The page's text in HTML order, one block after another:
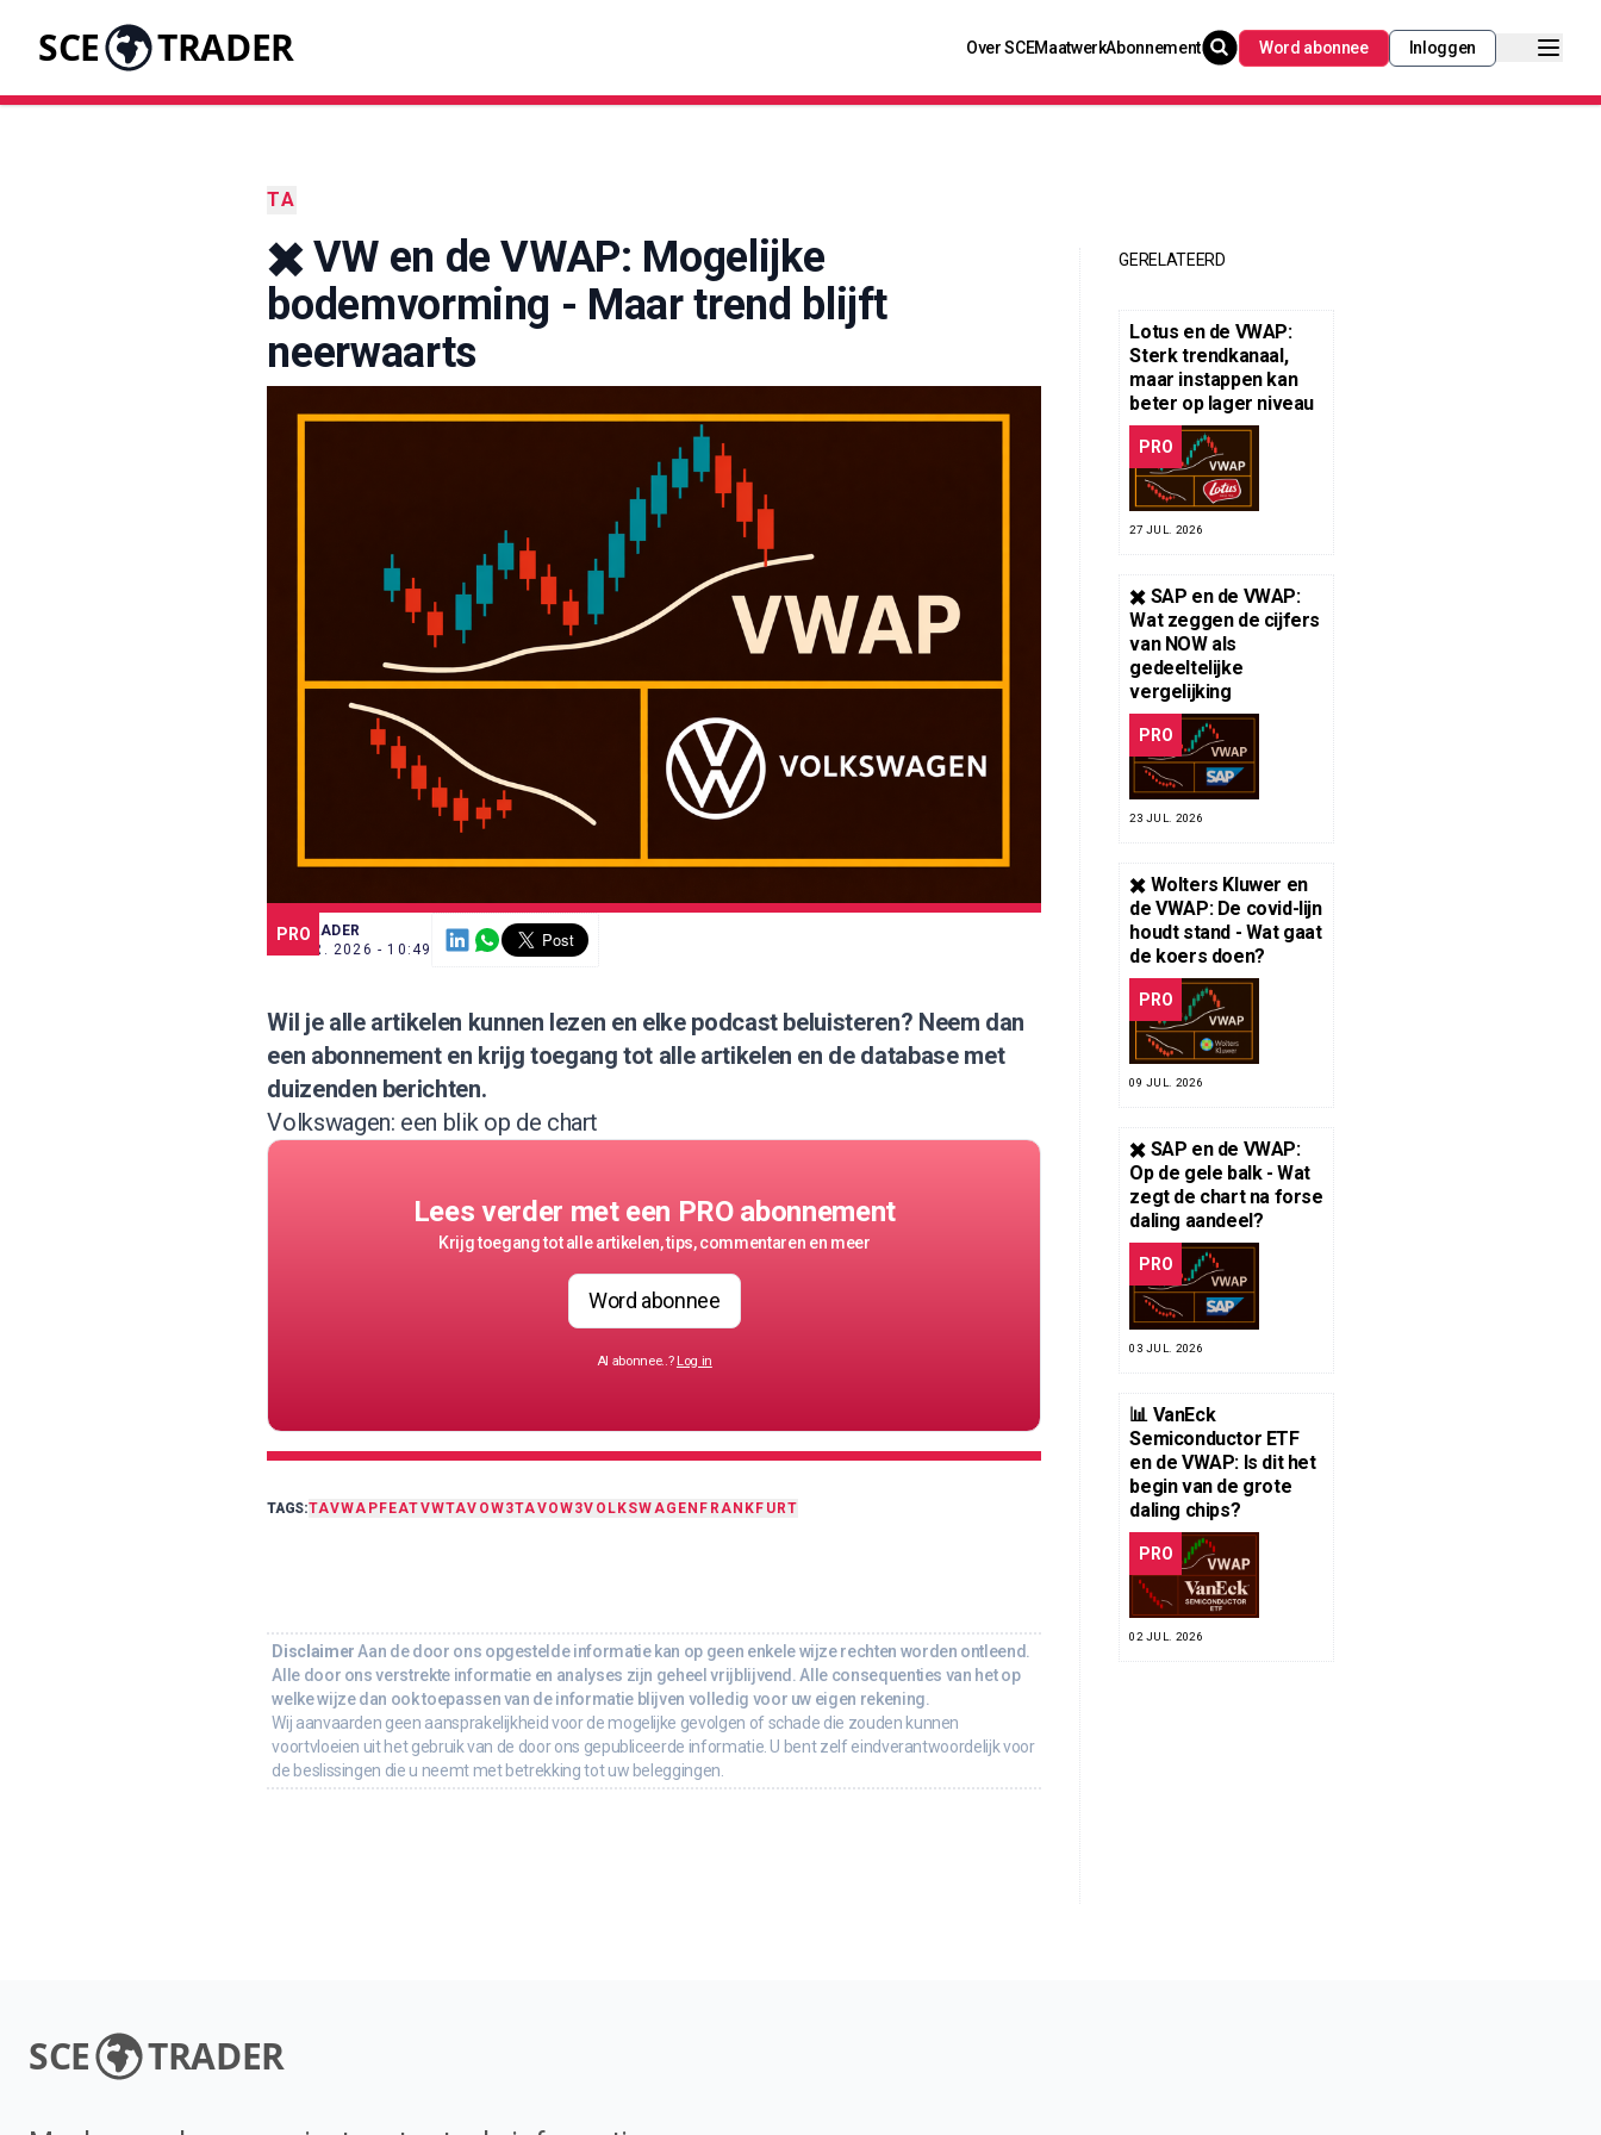
SCE TRADER Over SCEMaatwerkAbonnement Word abonnee Inloggen
TA
✖️ VW en de VWAP: Mogelijke
bodemvorming - Maar trend blijft
neerwaarts
PRO
SCE TRADER
21 APR. 2026 - 10:49
Wil je alle artikelen kunnen lezen en elke podcast beluisteren? Neem dan
een abonnementen krijg toegang tot alle artikelen en de database met
duizenden berichten.
Volkswagen: een blik op de chart
Lees verder met een PRO abonnement
Krijg toegang tot alle artikelen, tips, commentaren en meer
Word abonnee
Al abonnee..? Log in
TAGS:TAVWAPFEATVWTAVOW3TAVOW3VOLKSWAGEN FRANKFURT
Disclaimer Aan de door ons opgestelde informatie kan op geen enkele wijze rechten worden ontleend.
Alle door ons verstrekte informatie en analyses zijn geheel vrijblijvend. Alle consequenties van het op
welke wijze dan ook toepassen van de informatie blijven volledig voor uw eigen rekening.
Wij aanvaarden geen aansprakelijkheid voor de mogelijke gevolgen of schade die zouden kunnen
voortvloeien uit het gebruik van de door ons gepubliceerde informatie. U bent zelf eindverantwoordelijk voor
de beslissingen die u neemt met betrekking tot uw beleggingen.
GERELATEERD
Lotus en de VWAP:
Sterk trendkanaal,
maar instappen kan
beter op lager niveau
PRO
27 JUL. 2026
✖️ SAP en de VWAP:
Wat zeggen de cijfers
van NOW als
gedeeltelijke
vergelijking
PRO
23 JUL. 2026
✖️ Wolters Kluwer en
de VWAP: De covid-lijn
houdt stand - Wat gaat
de koers doen?
PRO
09 JUL. 2026
✖️ SAP en de VWAP:
Op de gele balk - Wat
zegt de chart na forse
daling aandeel?
PRO
03 JUL. 2026
📊 VanEck
Semiconductor ETF
en de VWAP: Is dit het
begin van de grote
daling chips?
PRO
02 JUL. 2026
SCE TRADER